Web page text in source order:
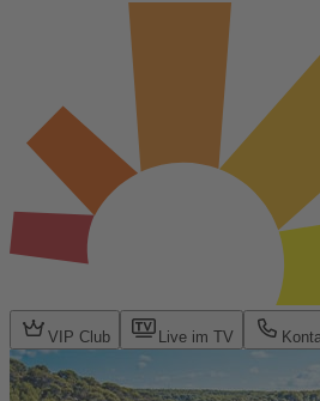
VIP Club Live im TV